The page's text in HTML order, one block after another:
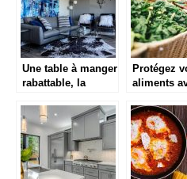
Une table à manger
rabattable, la
petits espaces
Protégez
aliments
qualité bio